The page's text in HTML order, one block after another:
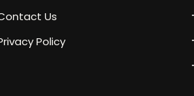
Us
Policy